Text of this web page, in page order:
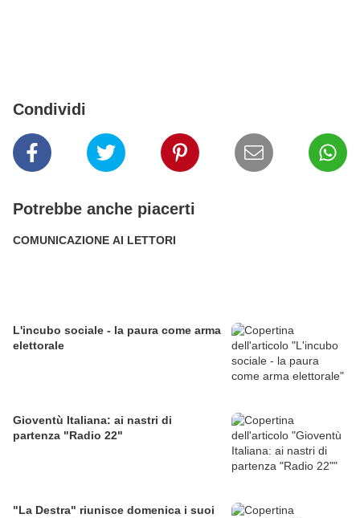
Condividi
Potrebbe anche piacerti
COMUNICAZIONE AI LETTORI
L'incubo sociale - la paura come arma
elettorale
Gioventù Italiana: ai nastri di
partenza "Radio 22"
"La Destra" riunisce domenica i suoi